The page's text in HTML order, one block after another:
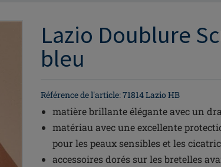
Lazio Doublure
bleu
Référence de l'article: 71814 Lazio HB
matière brillante élégante avec un
matériau avec une excellente
pour les peaux sensibles et les
accessoires dorés sur les bretelles